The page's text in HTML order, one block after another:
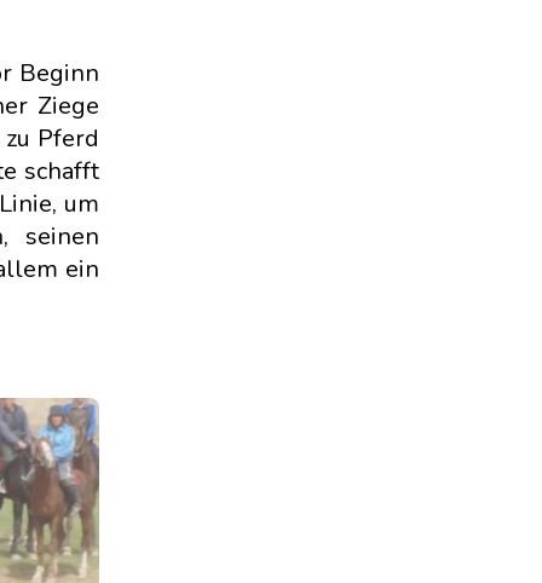
Beginn
Ziege
Pferd
schafft
um
seinen
ein